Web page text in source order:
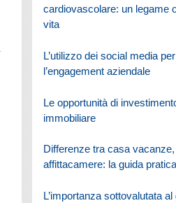
cardiovascolare: un legame
vita
L’utilizzo dei social media
l’engagement aziendale
Le opportunità di
immobiliare
Differenze tra casa
affittacamere: la guida pratica
L’importanza sottovalutata al